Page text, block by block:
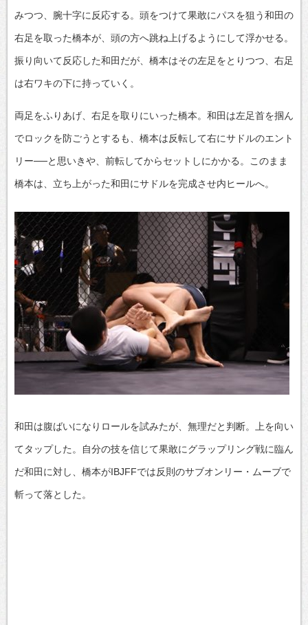
みつつ、腕十字に反応する。頭をつけて果敢にパスを狙う和田の
右足を取った橋本が、頭の方へ跳ね上げるようにして浮かせる。
振り向いて反応した和田だが、橋本はその左足をとりつつ、右足
は右ワキの下に持っていく。
両足をふりあげ、右足を取りにいった橋本。和田は左足首を掴ん
でロックを防ごうとするも、橋本は反転して右にサドルのエント
リー──と思いきや、前転してからセットしにかかる。このまま
橋本は、立ち上がった和田にサドルを完成させ内ヒールへ。
和田は腹ばいになりロールを試みたが、無理だと判断。上を向い
てタップした。自分の技を信じて果敢にグラップリング戦に臨ん
だ和田に対し、橋本がIBJFFでは反則のサブオンリー・ムーブで
斬って落とした。